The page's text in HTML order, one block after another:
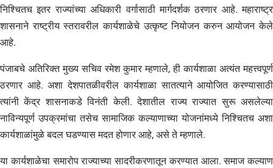
निश्चितच इतर राज्यांच्या अधिकारी वर्गासाठी मार्गदर्शक ठरणार आहे. महाराष्ट्र
शासनाने राष्ट्रीय स्तरावरील कार्यशाळेचे उत्कृष्ट नियोजन करुन आयोजन केले
आहे.
पंजाबचे अतिरिक्त मुख्य सचिव रमेश कुमार म्हणाले, ही कार्यशाळा अत्यंत महत्त्वपूर्ण
ठरणार आहे. अशा देशपातळीवरील कार्यशाळा सातत्याने आयोजित करण्यासाठी
त्यांनी केंद्र शासनाकडे विनंती केली. देशातील राज्य राज्यात सुरू असलेल्या
नाविन्यपूर्ण उपक्रमांचा तसेच सामाजिक कल्याणाच्या योजनांमध्ये निश्चितच अशा
कार्यशाळांमुळे बदल घडण्यास मदत होणार आहे, असे ते म्हणाले.
या कार्यशाळेचा समारोप राज्याच्या सादरीकरणातून करण्यात आला. समाज कल्याण